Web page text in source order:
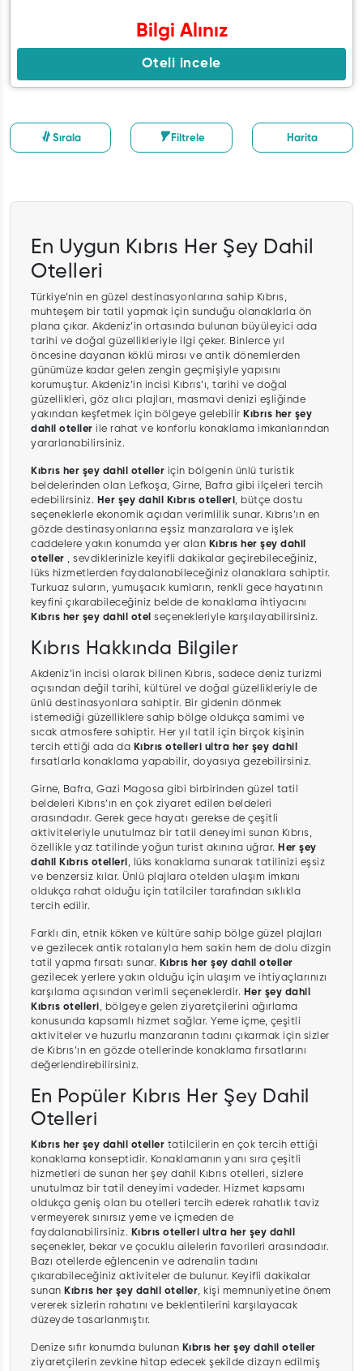
Bilgi Alınız
Oteli incele
Sırala Filtrele Harita
En Uygun Kıbrıs Her Şey Dahil
Otelleri
Türkiye’nin en güzel destinasyonlarına sahip Kıbrıs,
muhteşem bir tatil yapmak için sunduğu olanaklarla ön
plana çıkar. Akdeniz’in ortasında bulunan büyüleyici ada
tarihi ve doğal güzellikleriyle ilgi çeker. Binlerce yıl
öncesine dayanan köklü mirası ve antik dönemlerden
günümüze kadar gelen zengin geçmişiyle yapısını
korumuştur. Akdeniz’in incisi Kıbrıs’ı, tarihi ve doğal
güzellikleri, göz alıcı plajları, masmavi denizi eşliğinde
yakından keşfetmek için bölgeye gelebilir Kıbrıs her şey
dahil oteller ile rahat ve konforlu konaklama imkanlarından
yararlanabilirsiniz.
Kıbrıs her şey dahil oteller için bölgenin ünlü turistik
beldelerinden olan Lefkoşa, Girne, Bafra gibi ilçeleri tercih
edebilirsiniz. Her şey dahil Kıbrıs otelleri, bütçe dostu
seçeneklerle ekonomik açıdan verimlilik sunar. Kıbrıs’ın en
gözde destinasyonlarına eşsiz manzaralara ve işlek
caddelere yakın konumda yer alan Kıbrıs her şey dahil
oteller , sevdiklerinizle keyifli dakikalar geçirebileceğiniz,
lüks hizmetlerden faydalanabileceğiniz olanaklara sahiptir.
Turkuaz suların, yumuşacık kumların, renkli gece hayatının
keyfini çıkarabileceğiniz belde de konaklama ihtiyacını
Kıbrıs her şey dahil otel seçenekleriyle karşılayabilirsiniz.
Kıbrıs Hakkında Bilgiler
Akdeniz’in incisi olarak bilinen Kıbrıs, sadece deniz turizmi
açısından değil tarihi, kültürel ve doğal güzellikleriyle de
ünlü destinasyonlara sahiptir. Bir gidenin dönmek
istemediği güzelliklere sahip bölge oldukça samimi ve
sıcak atmosfere sahiptir. Her yıl tatil için birçok kişinin
tercih ettiği ada da Kıbrıs otelleri ultra her şey dahil
fırsatlarla konaklama yapabilir, doyasıya gezebilirsiniz.
Girne, Bafra, Gazi Magosa gibi birbirinden güzel tatil
beldeleri Kıbrıs’ın en çok ziyaret edilen beldeleri
arasındadır. Gerek gece hayatı gerekse de çeşitli
aktiviteleriyle unutulmaz bir tatil deneyimi sunan Kıbrıs,
özellikle yaz tatilinde yoğun turist akınına uğrar. Her şey
dahil Kıbrıs otelleri, lüks konaklama sunarak tatilinizi eşsiz
ve benzersiz kılar. Ünlü plajlara otelden ulaşım imkanı
oldukça rahat olduğu için tatilciler tarafından sıklıkla
tercih edilir.
Farklı din, etnik köken ve kültüre sahip bölge güzel plajları
ve gezilecek antik rotalarıyla hem sakin hem de dolu dizgin
tatil yapma fırsatı sunar. Kıbrıs her şey dahil oteller
gezilecek yerlere yakın olduğu için ulaşım ve ihtiyaçlarınızı
karşılama açısından verimli seçeneklerdir. Her şey dahil
Kıbrıs otelleri, bölgeye gelen ziyaretçilerini ağırlama
konusunda kapsamlı hizmet sağlar. Yeme içme, çeşitli
aktiviteler ve huzurlu manzaranın tadını çıkarmak için sizler
de Kıbrıs’ın en gözde otellerinde konaklama fırsatlarını
değerlendirebilirsiniz.
En Popüler Kıbrıs Her Şey Dahil
Otelleri
Kıbrıs her şey dahil oteller tatilcilerin en çok tercih ettiği
konaklama konseptidir. Konaklamanın yanı sıra çeşitli
hizmetleri de sunan her şey dahil Kıbrıs otelleri, sizlere
unutulmaz bir tatil deneyimi vadeder. Hizmet kapsamı
oldukça geniş olan bu otelleri tercih ederek rahatlık taviz
vermeyerek sınırsız yeme ve içmeden de
faydalanabilirsiniz. Kıbrıs otelleri ultra her şey dahil
seçenekler, bekar ve çocuklu ailelerin favorileri arasındadır.
Bazı otellerde eğlencenin ve adrenalin tadını
çıkarabileceğiniz aktiviteler de bulunur. Keyifli dakikalar
sunan Kıbrıs her şey dahil oteller, kişi memnuniyetine önem
vererek sizlerin rahatını ve beklentilerini karşılayacak
düzeyde tasarlanmıştır.
Denize sıfır konumda bulunan Kıbrıs her şey dahil oteller
ziyaretçilerin zevkine hitap edecek şekilde dizayn edilmiş